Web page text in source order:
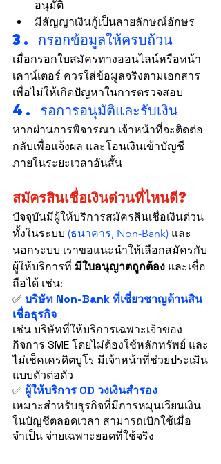
อนุมัติ
มีสัญญาเงินกู้เป็นลายลักษณ์อักษร
3. กรอกข้อมูลให้ครบถ้วน
เมื่อกรอกใบสมัครทางออนไลน์หรือหน้า
เคาน์เตอร์ ควรใส่ข้อมูลจริงตามเอกสาร
เพื่อไม่ให้เกิดปัญหาในการตรวจสอบ
4. รอการอนุมัติและรับเงิน
หากผ่านการพิจารณา เจ้าหน้าที่จะติดต่อ
กลับเพื่อแจ้งผล และโอนเงินเข้าบัญชี
ภายในระยะเวลาอันสั้น
สมัครสินเชื่อเงินด่วนที่ไหนดี?
ปัจจุบันมีผู้ให้บริการสมัครสินเชื่อเงินด่วน
ทั้งในระบบ (ธนาคาร, Non-Bank) และ
นอกระบบ เราขอแนะนำให้เลือกสมัครกับ
ผู้ให้บริการที่ มีใบอนุญาตถูกต้อง และเชื่อ
ถือได้ เช่น:
✅ บริษัท Non-Bank ที่เชี่ยวชาญด้านสิน
เชื่อธุรกิจ
เช่น บริษัทที่ให้บริการเฉพาะเจ้าของ
กิจการ SME โดยไม่ต้องใช้หลักทรัพย์ และ
ไม่เช็คเครดิตบูโร มีเจ้าหน้าที่ช่วยประเมิน
แบบตัวต่อตัว
✅ ผู้ให้บริการ OD วงเงินสำรอง
เหมาะสำหรับธุรกิจที่มีการหมุนเวียนเงิน
ในบัญชีตลอดเวลา สามารถเบิกใช้เมื่อ
จำเป็น จ่ายเฉพาะยอดที่ใช้จริง